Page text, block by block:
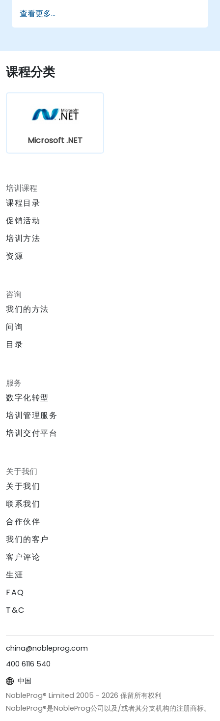
优化实时工业环境的应用程序性能。
查看更多...
课程分类
Microsoft .NET
培训课程
课程目录
促销活动
培训方法
资源
咨询
我们的方法
问询
目录
服务
数字化转型
培训管理服务
培训交付平台
关于我们
关于我们
联系我们
合作伙伴
我们的客户
客户评论
生涯
FAQ
T&C
china@nobleprog.com
400 6116 540
中国
NobleProg® Limited 2005 - 2026 保留所有权利
NobleProg®是NobleProg公司以及/或者其分支机构的注册商标。